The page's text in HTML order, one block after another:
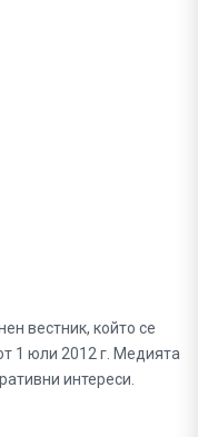
вестник, който се
1 юли 2012 г. Медията
интереси.